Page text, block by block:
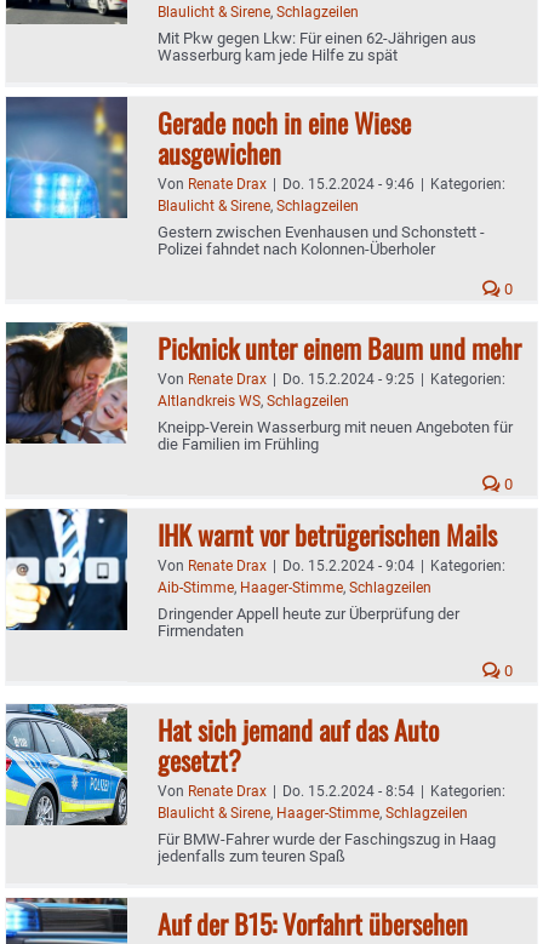
Blaulicht & Sirene, Schlagzeilen
Mit Pkw gegen Lkw: Für einen 62-Jährigen aus
Wasserburg kam jede Hilfe zu spät
Gerade noch in eine Wiese
ausgewichen
Von Renate Drax | Do. 15.2.2024 - 9:46 | Kategorien:
Blaulicht & Sirene, Schlagzeilen
Gestern zwischen Evenhausen und Schonstett -
Polizei fahndet nach Kolonnen-Überholer
0
Picknick unter einem Baum und mehr
Von Renate Drax | Do. 15.2.2024 - 9:25 | Kategorien:
Altlandkreis WS, Schlagzeilen
Kneipp-Verein Wasserburg mit neuen Angeboten für
die Familien im Frühling
0
IHK warnt vor betrügerischen Mails
Von Renate Drax | Do. 15.2.2024 - 9:04 | Kategorien:
Aib-Stimme, Haager-Stimme, Schlagzeilen
Dringender Appell heute zur Überprüfung der
Firmendaten
0
Hat sich jemand auf das Auto
gesetzt?
Von Renate Drax | Do. 15.2.2024 - 8:54 | Kategorien:
Blaulicht & Sirene, Haager-Stimme, Schlagzeilen
Für BMW-Fahrer wurde der Faschingszug in Haag
jedenfalls zum teuren Spaß
Auf der B15: Vorfahrt übersehen